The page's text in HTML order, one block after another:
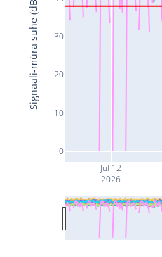
Jul 12
2026
0
10
20
30
Signaali-müra suhe (dB)